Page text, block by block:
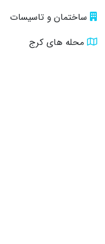
ساختمان و تاسیسات
محله های کرج